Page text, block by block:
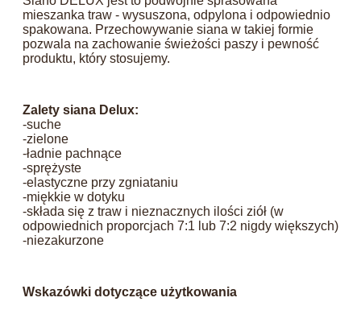
mieszanka traw - wysuszona, odpylona i odpowiednio
spakowana. Przechowywanie siana w takiej formie
pozwala na zachowanie świeżości paszy i pewność
produktu, który stosujemy.
Zalety siana Delux:
-suche
-zielone
-ładnie pachnące
-sprężyste
-elastyczne przy zgniataniu
-miękkie w dotyku
-składa się z traw i nieznacznych ilości ziół (w
odpowiednich proporcjach 7:1 lub 7:2 nigdy większych)
-niezakurzone
Wskazówki dotyczące użytkowania